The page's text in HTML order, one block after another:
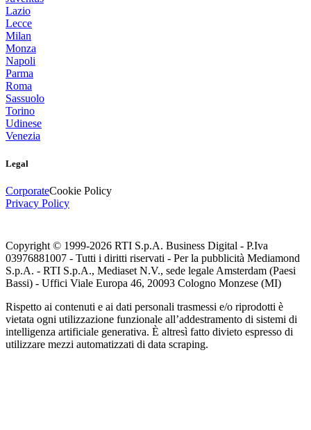
Lazio
Lecce
Milan
Monza
Napoli
Parma
Roma
Sassuolo
Torino
Udinese
Venezia
Legal
CorporateCookie Policy
Privacy Policy
Copyright © 1999-2026 RTI S.p.A. Business Digital - P.Iva
03976881007 - Tutti i diritti riservati - Per la pubblicità Mediamond
S.p.A. - RTI S.p.A., Mediaset N.V., sede legale Amsterdam (Paesi
Bassi) - Uffici Viale Europa 46, 20093 Cologno Monzese (MI)
Rispetto ai contenuti e ai dati personali trasmessi e/o riprodotti è
vietata ogni utilizzazione funzionale all’addestramento di sistemi di
intelligenza artificiale generativa. È altresì fatto divieto espresso di
utilizzare mezzi automatizzati di data scraping.